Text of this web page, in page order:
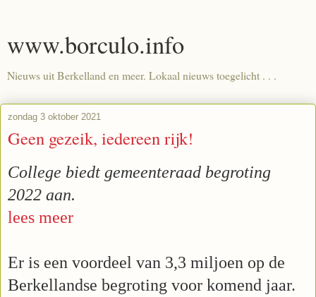
www.borculo.info
Nieuws uit Berkelland en meer. Lokaal nieuws toegelicht . . .
zondag 3 oktober 2021
Geen gezeik, iedereen rijk!
College biedt gemeenteraad begroting
2022 aan.
lees meer
Er is een voordeel van 3,3 miljoen op de
Berkellandse begroting voor komend jaar.